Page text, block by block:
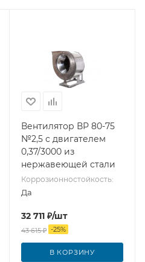
Вентилятор ВР 80-75
№2,5 с двигателем
0,37/3000 из
нержавеющей стали
Коррозионностойкость:
Да
32 711 ₽/шт
43 615₽ -25%
В КОРЗИНУ